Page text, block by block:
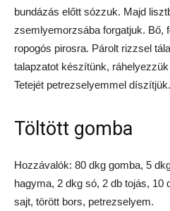
bundázás előtt sózzuk. Majd
zsemlyemorzsába forgatjuk. Bő,
ropogós pirosra. Párolt rizzsel
talapzatot készítünk,
Tetejét petrezselyemmel
Töltött gomba
Hozzávalók: 80 dkg gomba, 5
hagyma, 2 dkg só, 2 db tojás, 10
sajt, törött bors, petrezselyem.